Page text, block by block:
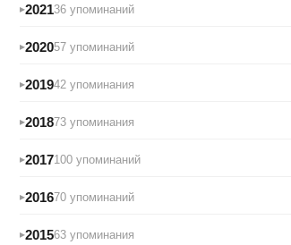
202136 упоминаний
202057 упоминаний
201942 упоминания
201873 упоминания
2017100 упоминаний
201670 упоминаний
201563 упоминания